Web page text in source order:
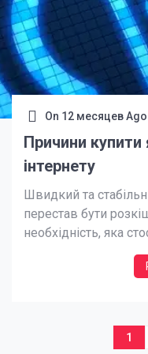
On 12 месяцев Ago
Причини купити
інтернету
Швидкий та
перестав бути
необхідність, яка
в селі до
далеко не завжди
ефективне рішення
1